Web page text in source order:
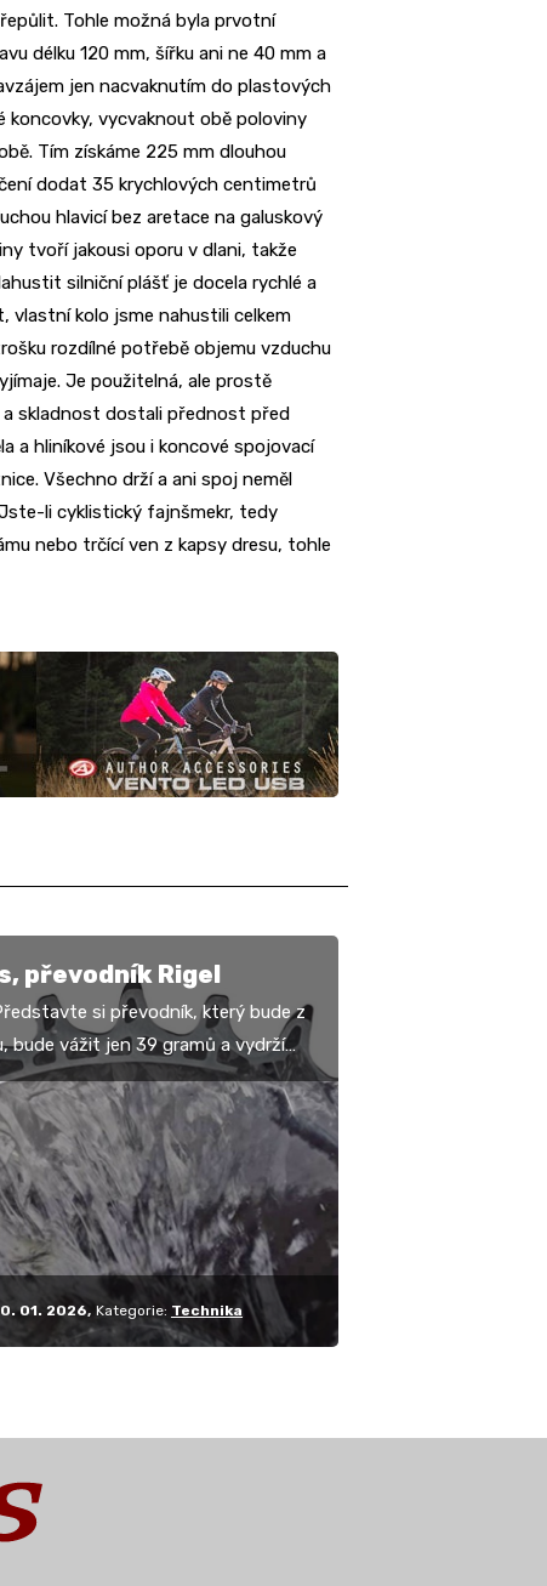
Tohle možná byla prvotní
délku 120 mm, šířku ani ne 40 mm a
jen nacvaknutím do plastových
vycvaknout obě poloviny
Tím získáme 225 mm dlouhou
dodat 35 krychlových centimetrů
hlavicí bez aretace na galuskový
tvoří jakousi oporu v dlani, takže
silniční plášť je docela rychlé a
vlastní kolo jsme nahustili celkem
rozdílné potřebě objemu vzduchu
Je použitelná, ale prostě
skladnost dostali přednost před
a hliníkové jsou i koncové spojovací
Všechno drží a ani spoj neměl
li cyklistický fajnšmekr, tedy
nebo trčící ven z kapsy dresu, tohle
převodník Rigel
si převodník, který bude z
bude vážit jen 39 gramů a vydrží
co hliníkový originál? Stojí sice
01. 2026 Kategorie: Technika